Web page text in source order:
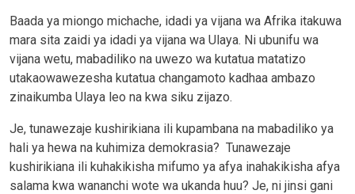
Baada ya miongo michache, idadi ya vijana wa Afrika itakuwa
mara sita zaidi ya idadi ya vijana wa Ulaya. Ni ubunifu wa
vijana wetu, mabadiliko na uwezo wa kutatua matatizo
utakaowawezesha kutatua changamoto kadhaa ambazo
zinaikumba Ulaya leo na kwa siku zijazo.
Je, tunawezaje kushirikiana ili kupambana na mabadiliko ya
hali ya hewa na kuhimiza demokrasia? Tunawezaje
kushirikiana ili kuhakikisha mifumo ya afya inahakikisha afya
salama kwa wananchi wote wa ukanda huu? Je, ni jinsi gani